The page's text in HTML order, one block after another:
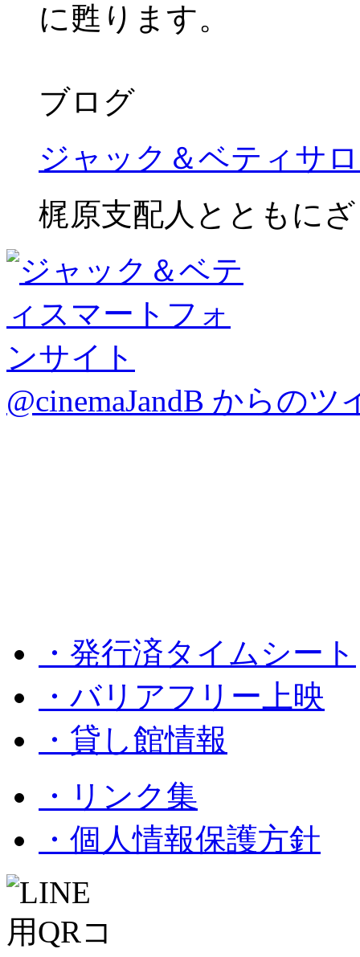
に甦ります。
ブログ
ジャック＆ベティサ
梶原支配人とともに
@cinemaJandB からのツ
・発行済タイムシート
・バリアフリー上映
・貸し館情報
・リンク集
・個人情報保護方針